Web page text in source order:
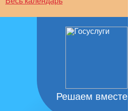
Решаем вместе